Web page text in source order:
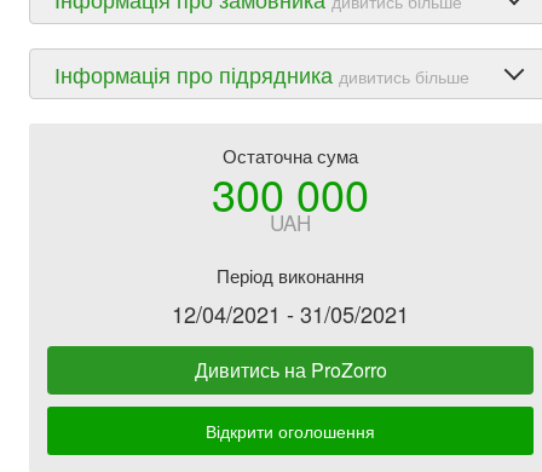
Інформація про підрядника дивитись більше
Остаточна сума
300 000
UAH
Період виконання
12/04/2021 - 31/05/2021
Дивитись на ProZorro
Відкрити оголошення